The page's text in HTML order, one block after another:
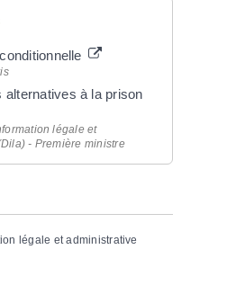
alternatives à la prison
légale et
- Première ministre
légale et administrative